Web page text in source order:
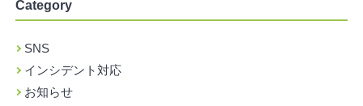
Category
SNS
インシデント対応
お知らせ